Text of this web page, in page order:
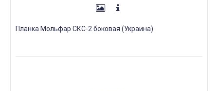
Планка Мольфар СКС-2 боковая (Украина)